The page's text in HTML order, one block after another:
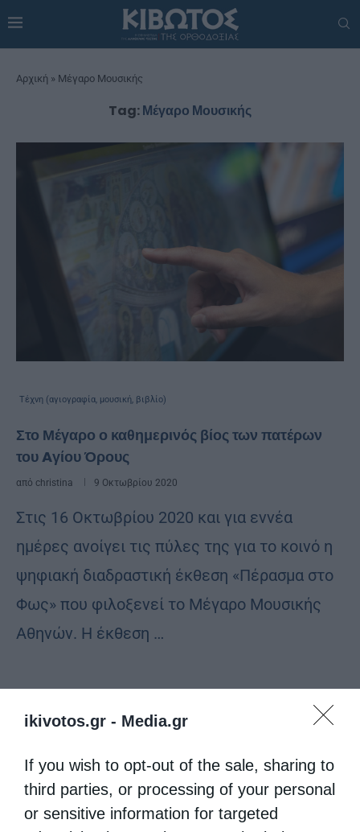
ikivotos.gr - Media.gr
If you wish to opt-out of the sale, sharing to
third parties, or processing of your personal
or sensitive information for targeted
Αρχική » Μέγαρο Μουσικής
Tag:Μέγαρο Μουσικής
Τέχνη (αγιογραφία, μουσική, βιβλίο)
Στο Μέγαρο ο καθημερινός βίος των πατέρων
του Aγίου Όρους
από christina 9 Οκτωβρίου 2020
Στις 16 Οκτωβρίου 2020 και για εννέα
ημέρες ανοίγει τις πύλες της για το κοινό η
ψηφιακή διαδραστική έκθεση «Πέρασμα στο
Φως» που φιλοξενεί το Μέγαρο Μουσικής
Αθηνών. Η έκθεση …